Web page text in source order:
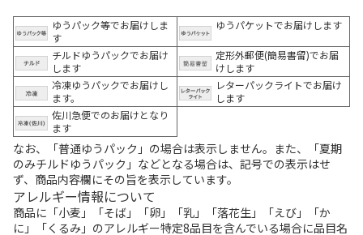
ゆうパック等でお届けしま
す
ゆうパケットでお届けします
チルドゆうパックでお届け
します
定形外郵便(簡易書留)でお届
けします
冷凍ゆうパックでお届けし
ます。
レターパックライトでお届け
します
佐川急便でのお届けとなり
ます
なお、「普通ゆうパック」の場合は表示しません。また、「夏期
のみチルドゆうパック」などとなる場合は、記号での表示はせ
ず、商品内容欄にその旨を表示しています。
アレルギー情報について
商品に「小麦」「そば」「卵」「乳」「落花生」「えび」「か
に」「くるみ」のアレルギー特定8品目を含んでいる場合に品目名